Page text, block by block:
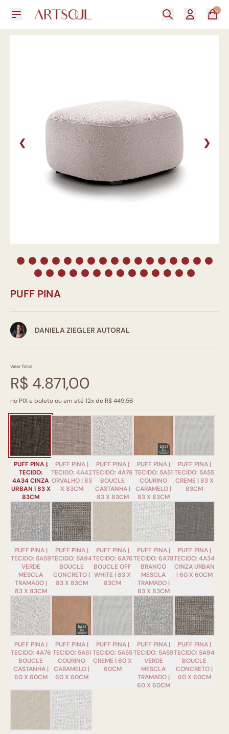
0
❮ ❯
PUFF PINA
DANIELA ZIEGLER AUTORAL
Valor Total
R$ 4.871,00
no PIX e boleto ou em até 12x de R$ 449,56
PUFF PINA |
TECIDO:
4A34 CINZA
URBAN | 83 X
83CM
PUFF PINA |
TECIDO: 4A42
ORVALHO | 83
X 83CM
PUFF PINA |
TECIDO: 4A76
BOUCLE
CASTANHA |
83 X 83CM
PUFF PINA |
TECIDO: 5A51
COURINO
CARAMELO |
83 X 83CM
PUFF PINA |
TECIDO: 5A55
CREME | 83 X
83CM
PUFF PINA |
TECIDO: 5A59
VERDE
MESCLA
TRAMADO |
83 X 83CM
PUFF PINA |
TECIDO: 5A94
BOUCLE
CONCRETO |
83 X 83CM
PUFF PINA |
TECIDO: 6A76
BOUCLE OFF
WHITE | 83 X
83CM
PUFF PINA |
TECIDO: 6A78
BRANCO
MESCLA
TRAMADO |
83 X 83CM
PUFF PINA |
TECIDO: 4A34
CINZA URBAN
| 60 X 60CM
PUFF PINA |
TECIDO: 4A76
BOUCLE
CASTANHA |
60 X 60CM
PUFF PINA |
TECIDO: 5A51
COURINO
CARAMELO |
60 X 60CM
PUFF PINA |
TECIDO: 5A55
CREME | 60 X
60CM
PUFF PINA |
TECIDO: 5A59
VERDE
MESCLA
TRAMADO |
60 X 60CM
PUFF PINA |
TECIDO: 5A94
BOUCLE
CONCRETO |
60 X 60CM